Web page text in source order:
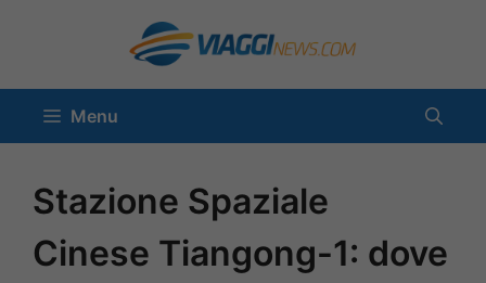
contenuto
Menu
Stazione Spaziale
Cinese Tiangong-1: dove